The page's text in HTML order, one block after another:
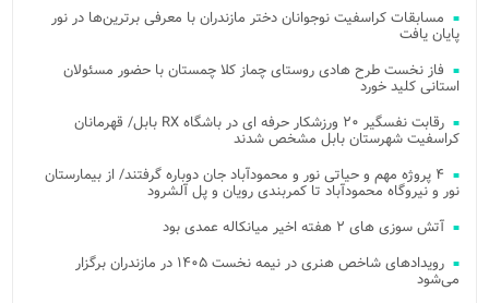
مسابقات کراسفیت نوجوانان دختر مازندران با معرفی برترین‌ها در نور
پایان یافت
فاز نخست طرح هادی روستای چماز کلا چمستان با حضور مسئولان
استانی کلید خورد
رقابت نفسگیر ۲۰ ورزشکار حرفه ای در باشگاه RX بابل/ قهرمانان
کراسفیت شهرستان بابل مشخص شدند
۴ پروژه مهم و حیاتی نور و محمودآباد جان دوباره گرفتند/ از بیمارستان
نور و نیروگاه محمودآباد تا کمربندی رویان و پل آلشرود
آتش‌ سوزی‌ های ۲ هفته اخیر میانکاله عمدی بود
رویدادهای شاخص هنری در نیمه نخست ۱۴۰۵ در مازندران برگزار
می‌شود